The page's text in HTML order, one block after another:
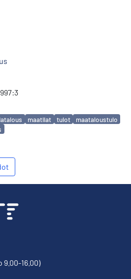
maatilat tulot
maataloustulo
9.00-16.00)